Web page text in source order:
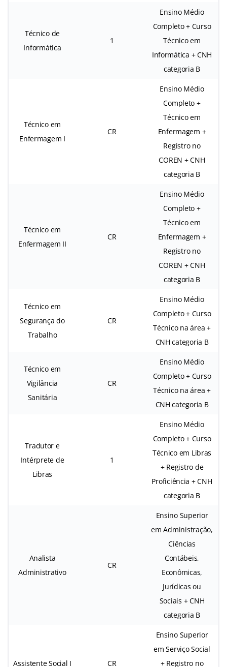
Técnico de
Informática
1
Ensino Médio
Completo + Curso
Técnico em
Informática + CNH
categoria B
Técnico em
Enfermagem I
CR
Ensino Médio
Completo +
Técnico em
Enfermagem +
Registro no
COREN + CNH
categoria B
Técnico em
Enfermagem II
CR
Ensino Médio
Completo +
Técnico em
Enfermagem +
Registro no
COREN + CNH
categoria B
Técnico em
Segurança do
Trabalho
CR
Ensino Médio
Completo + Curso
Técnico na área +
CNH categoria B
Técnico em
Vigilância
Sanitária
CR
Ensino Médio
Completo + Curso
Técnico na área +
CNH categoria B
Tradutor e
Intérprete de
Libras
1
Ensino Médio
Completo + Curso
Técnico em Libras
+ Registro de
Proficiência + CNH
categoria B
Analista
Administrativo
CR
Ensino Superior
em Administração,
Ciências
Contábeis,
Econômicas,
Jurídicas ou
Sociais + CNH
categoria B
Assistente Social I CR
Ensino Superior
em Serviço Social
+ Registro no